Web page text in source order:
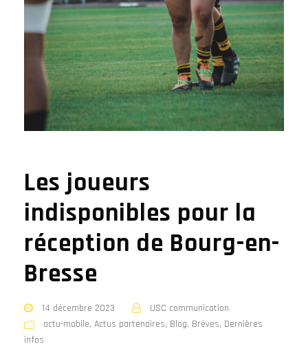
Les joueurs
indisponibles pour la
réception de Bourg-en-
Bresse
14 décembre 2023
USC communication
actu-mobile, Actus partenaires, Blog, Brèves, Dernières
infos